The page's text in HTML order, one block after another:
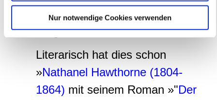
Partner führen diese Informationen möglicherweise mit
weiteren Daten zusammen, die Sie ihnen bereitgestellt
haben oder die sie im Rahmen Ihrer Nutzung der Dienste
Nur notwendige Cookies verwenden
ziehen, nahezu ungebrochen
fortgeführt werden.
Literarisch hat dies schon
»Nathanel Hawthorne (1804-
1864) mit seinem Roman »"Der